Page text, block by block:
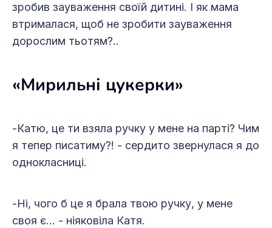
зробив зауваження своїй дитині. І як мама
втрималася, щоб не зробити зауваження
дорослим тьотям?..
«Мирильні цукерки»
-Катю, це ти взяла ручку у мене на парті? Чим
я тепер писатиму?! - сердито звернулася я до
однокласниці.
-Ні, чого б це я брала твою ручку, у мене
своя є… - ніяковіла Катя.